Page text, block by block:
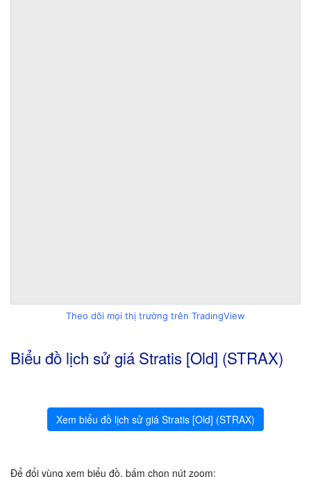
Theo dõi mọi thị trường trên TradingView
Biểu đồ lịch sử giá Stratis [Old] (STRAX)
Xem biểu đồ lịch sử giá Stratis [Old] (STRAX)
Để đổi vùng xem biểu đồ, bấm chọn nút zoom: